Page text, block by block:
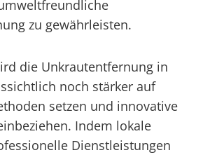
zu gewährleisten.
die Unkrautentfernung in
noch stärker auf
setzen und innovative
Indem lokale
Dienstleistungen